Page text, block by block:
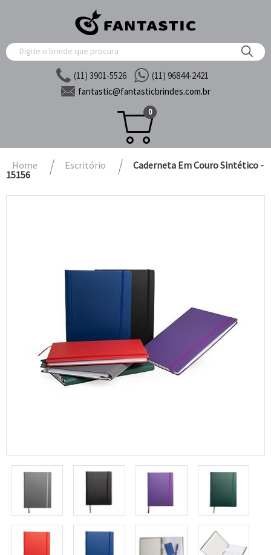
(11) 3901-5526
(11) 96844-2421
fantastic@fantasticbrindes.com.br
0
Home Escritório
Caderneta Em Couro Sintético -
15156